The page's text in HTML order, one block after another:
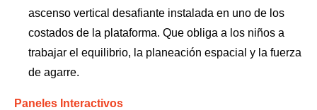
ascenso vertical desafiante instalada en uno de los
costados de la plataforma. Que obliga a los niños a
trabajar el equilibrio, la planeación espacial y la fuerza
de agarre.
Paneles Interactivos